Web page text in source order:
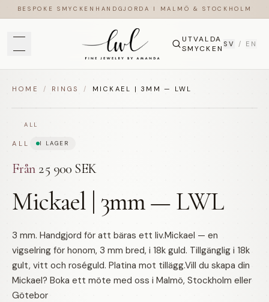
BESPOKE SMYCKEN HANDGJORDA I MALMÖ & STOCKHOLM
UTVALDA
SMYCKEN SV / EN
HOME / RINGS / MICKAEL | 3MM — LWL
ALL
ALL I LAGER
Från 25 900 SEK
Mickael | 3mm — LWL
3 mm. Handgjord för att bäras ett liv.Mickael — en
vigselring för honom, 3 mm bred, i 18k guld. Tillgänglig i 18k
gult, vitt och roséguld. Platina mot tillägg.Vill du skapa din
Mickael? Boka ett möte med oss i Malmö, Stockholm eller
Götebor